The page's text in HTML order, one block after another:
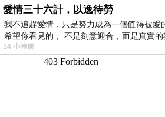
愛情三十六計，以逸待勞
我不追趕愛情，只是努力成為一個值得被愛
希望你看見的， 不是刻意迎合，而是真實的
14 小時前